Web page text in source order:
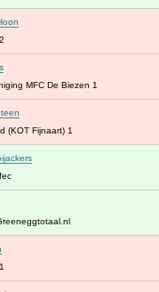
MFC De Biezen 1
(KOT Fijnaart) 1